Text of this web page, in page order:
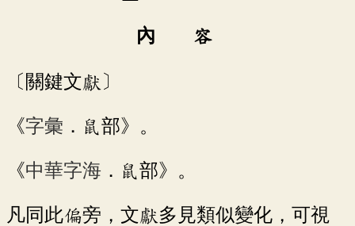
內 容
〔關鍵文獻〕
《字彙 ．鼠部》。
《中華字海 ．鼠部》。
凡同此偏旁，文獻多見類似變化，可視